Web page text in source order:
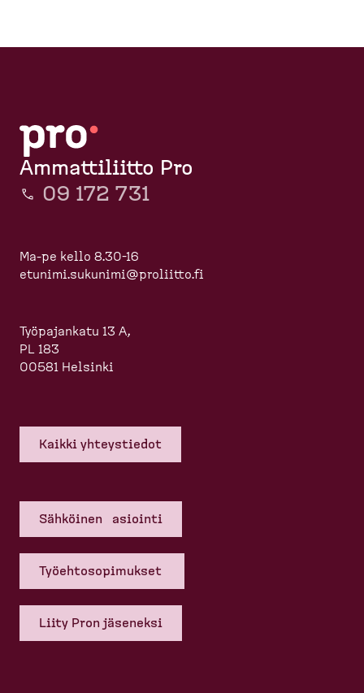
Ammattiliitto Pro
09 172 731
Ma-pe kello 8.30-16
etunimi.sukunimi@proliitto.fi
Työpajankatu 13 A,
PL 183
00581 Helsinki
Kaikki yhteys­tiedot
Sähköinen asiointi
Työehto­so­pi­mukset
Liity Pron jäseneksi